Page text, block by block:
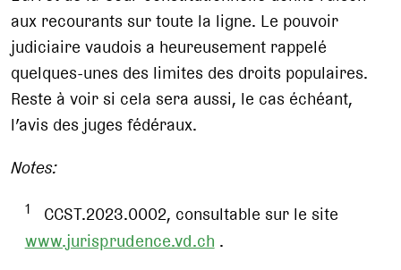
aux recourants sur toute la ligne. Le pouvoir
judiciaire vaudois a heureusement rappelé
quelques-unes des limites des droits populaires.
Reste à voir si cela sera aussi, le cas échéant,
l’avis des juges fédéraux.
Notes:
1
CCST.2023.0002, consultable sur le site
www.jurisprudence.vd.ch.